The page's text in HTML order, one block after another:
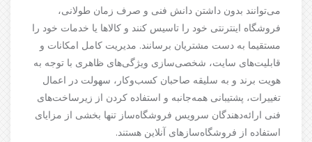
می‌توانند بدون داشتن دانش فنی و صرف زمان طولانی،
فروشگاه اینترنتی خود را تاسیس کنند و کالاها یا خدمات خود را
مستقیما به دست مشتریان برسانند. مدیریت کامل امکانات و
قابلیت‌های سایت، شخصی‌سازی ویژگی‌های ظاهری با توجه به
هویت برند و به سلیقه صاحبان کسب‌وکار، سهولت در اعمال
تغییرات، پشتیبانی همه‌جانبه و استفاده کردن از زیرساخت‌های
فنی ارائه‌دهندگان سرویس فروشگاه‌ساز تنها بخشی از مزایای
استفاده از فروشگاه‌سازهای آنلاین هستند.